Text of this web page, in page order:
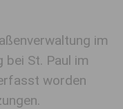
im
St. Paul im
worden